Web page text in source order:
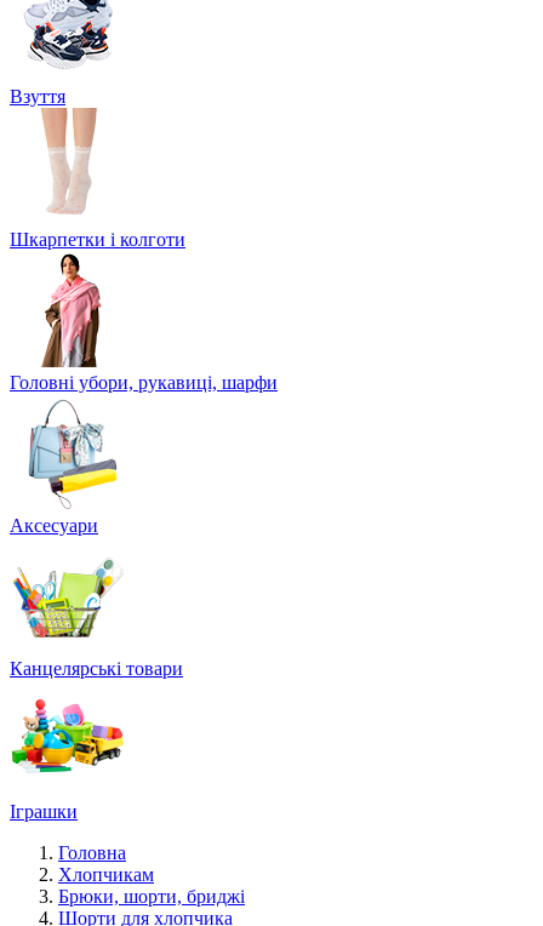
Взуття
Шкарпетки і колготи
Головні убори, рукавиці, шарфи
Аксесуари
Канцелярські товари
Іграшки
Головна
Хлопчикам
Брюки, шорти, бриджі
Шорти для хлопчика